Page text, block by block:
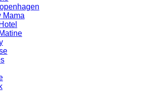
Mama